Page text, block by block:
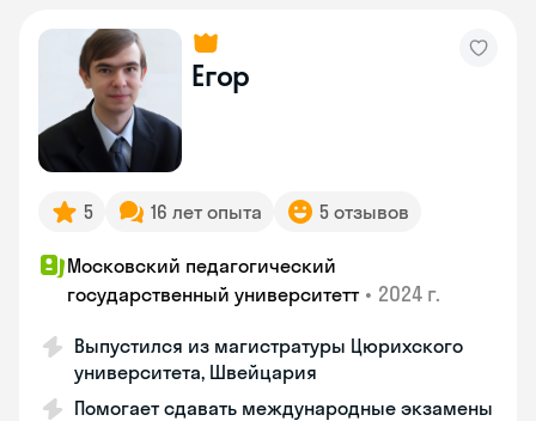
Егор
5 16 лет опыта 5 отзывов
Московский педагогический
государственный университетт • 2024 г.
Выпустился из магистратуры Цюрихского
университета, Швейцария
Помогает сдавать международные экзамены